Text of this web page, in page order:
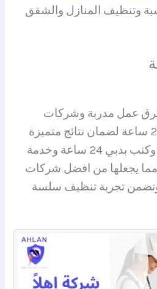
وتنظيف المنازل والشقق
عمل مدربة وشركات
تنظيف محترفة بدبي 24 ساعة لضمان نتائج متميزة
كما توفر تنظيف سجاد وكنب بدبي 24 ساعة وخدمة
يجعلها من افضل شركات
24 ساعة وتضمن تجربة تنظيف سلسة